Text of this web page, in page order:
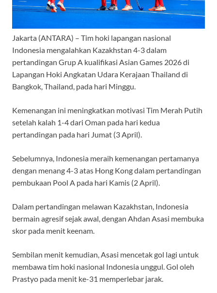
Jakarta (ANTARA) – Tim hoki lapangan nasional
Indonesia mengalahkan Kazakhstan 4-3 dalam
pertandingan Grup A kualifikasi Asian Games 2026 di
Lapangan Hoki Angkatan Udara Kerajaan Thailand di
Bangkok, Thailand, pada hari Minggu.
Kemenangan ini meningkatkan motivasi Tim Merah Putih
setelah kalah 1-4 dari Oman pada hari kedua
pertandingan pada hari Jumat (3 April).
Sebelumnya, Indonesia meraih kemenangan pertamanya
dengan menang 4-3 atas Hong Kong dalam pertandingan
pembukaan Pool A pada hari Kamis (2 April).
Dalam pertandingan melawan Kazakhstan, Indonesia
bermain agresif sejak awal, dengan Ahdan Asasi membuka
skor pada menit keenam.
Sembilan menit kemudian, Asasi mencetak gol lagi untuk
membawa tim hoki nasional Indonesia unggul. Gol oleh
Prastyo pada menit ke-31 memperlebar jarak.